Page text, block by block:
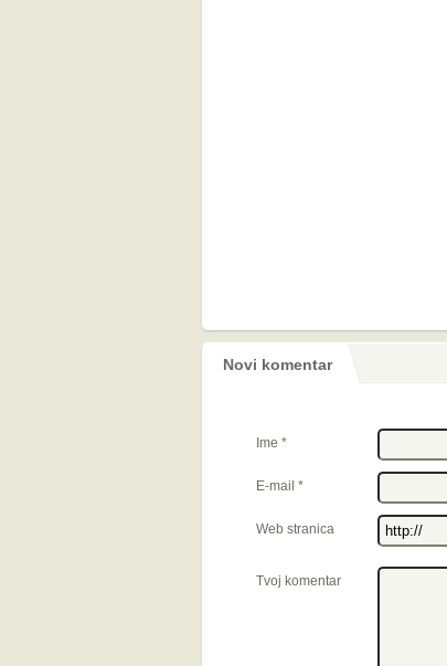
Novi komentar
Ime *
E-mail *
Web stranica
Tvoj komentar